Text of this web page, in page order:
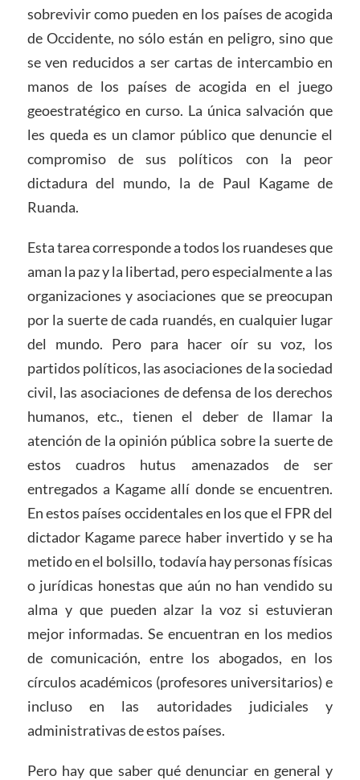
sobrevivir como pueden en los países de acogida
de Occidente, no sólo están en peligro, sino que
se ven reducidos a ser cartas de intercambio en
manos de los países de acogida en el juego
geoestratégico en curso. La única salvación que
les queda es un clamor público que denuncie el
compromiso de sus políticos con la peor
dictadura del mundo, la de Paul Kagame de
Ruanda.
Esta tarea corresponde a todos los ruandeses que
aman la paz y la libertad, pero especialmente a las
organizaciones y asociaciones que se preocupan
por la suerte de cada ruandés, en cualquier lugar
del mundo. Pero para hacer oír su voz, los
partidos políticos, las asociaciones de la sociedad
civil, las asociaciones de defensa de los derechos
humanos, etc., tienen el deber de llamar la
atención de la opinión pública sobre la suerte de
estos cuadros hutus amenazados de ser
entregados a Kagame allí donde se encuentren.
En estos países occidentales en los que el FPR del
dictador Kagame parece haber invertido y se ha
metido en el bolsillo, todavía hay personas físicas
o jurídicas honestas que aún no han vendido su
alma y que pueden alzar la voz si estuvieran
mejor informadas. Se encuentran en los medios
de comunicación, entre los abogados, en los
círculos académicos (profesores universitarios) e
incluso en las autoridades judiciales y
administrativas de estos países.
Pero hay que saber qué denunciar en general y